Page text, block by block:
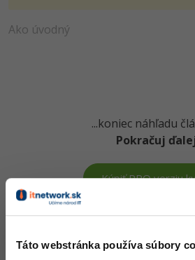
Táto webstránka používa súbory
Ako úvodný
...koniec náhľadu
Pokračuj
Kúpiť PRO verziu